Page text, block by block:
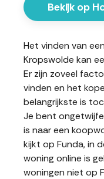
Bekijk op
Het vinden van
Kropswolde kan
Er zijn zoveel
vinden en het
belangrijkste is
Je bent
is naar een
kijkt op Funda, in
woning online is
woningen niet op